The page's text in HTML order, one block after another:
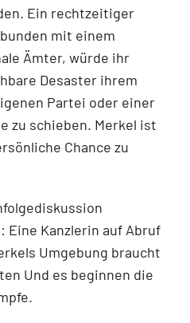
Ein rechtzeitiger
mit einem
Ämter, würde ihr
Desaster ihrem
Partei oder einer
zu schieben. Merkel ist
Chance zu
Kanzlerin auf Abruf
Umgebung braucht
Und es beginnen die